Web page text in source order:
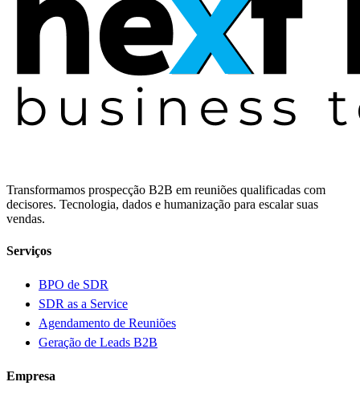
Transformamos prospecção B2B em reuniões qualificadas com
decisores. Tecnologia, dados e humanização para escalar suas
vendas.
Serviços
BPO de SDR
SDR as a Service
Agendamento de Reuniões
Geração de Leads B2B
Empresa